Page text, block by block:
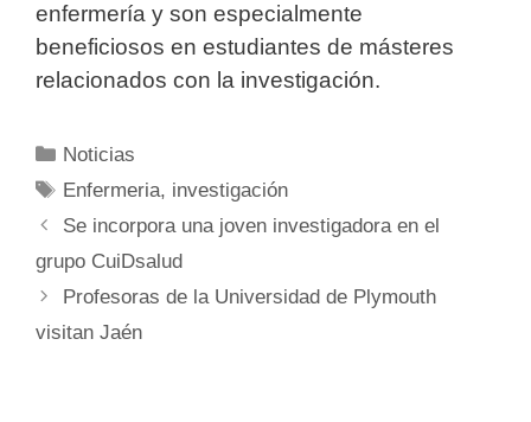
enfermería y son especialmente
beneficiosos en estudiantes de másteres
relacionados con la investigación.
Categorías
Noticias
Etiquetas
Enfermeria, investigación
Se incorpora una joven investigadora en el
grupo CuiDsalud
Profesoras de la Universidad de Plymouth
visitan Jaén